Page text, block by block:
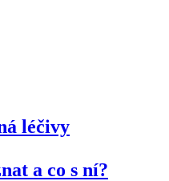
léčivy
a co s ní?